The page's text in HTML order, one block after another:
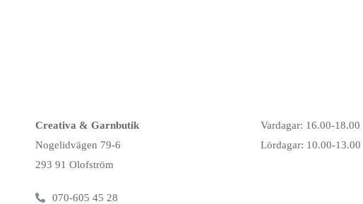
Creativa & Garnbutik
Nogelidvägen 79-6
293 91 Olofström
070-605 45 28
Vardagar: 16.00-18.00
Lördagar: 10.00-13.00